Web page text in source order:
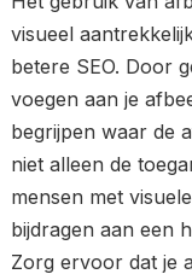
visueel
betere SEO. Door
voegen aan je
begrijpen waar de
niet alleen de
mensen met
bijdragen aan een
Zorg ervoor dat je